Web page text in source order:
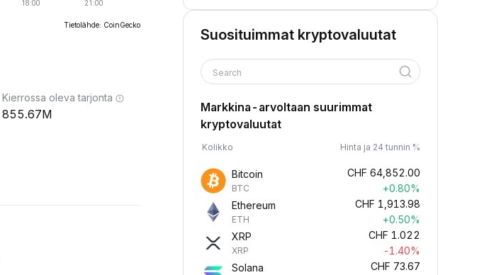
Tietolähde: CoinGecko
Kierrossa oleva tarjonta
855.67M
Suosituimmat kryptovaluutat
Search
Markkina-arvoltaan suurimmat
kryptovaluutat
Kolikko Hinta ja 24 tunnin %
Bitcoin
BTC
CHF 64,852.00
+0.80%
Ethereum
ETH
CHF 1,913.98
+0.50%
XRP
XRP
CHF 1.022
-1.40%
Solana
CHF 73.67